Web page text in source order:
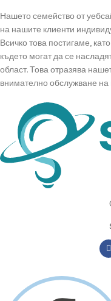
Нашето семейство от
на нашите клиенти
Всичко това постигаме,
където могат да се
област. Това отразява
внимателно обслужване на